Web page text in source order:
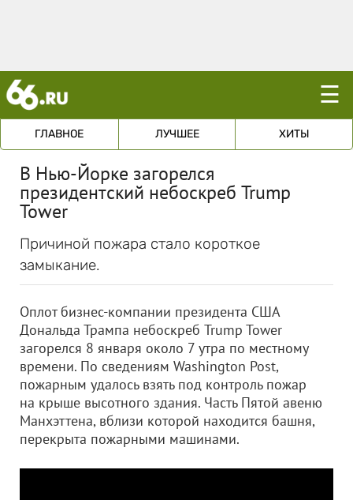
☰
ГЛАВНОЕ ЛУЧШЕЕ ХИТЫ
В Нью-Йорке загорелся
президентский небоскреб Trump
Tower
Причиной пожара стало короткое
замыкание.
Оплот бизнес-компании президента США
Дональда Трампа небоскреб Trump Tower
загорелся 8 января около 7 утра по местному
времени. По сведениям Washington Post,
пожарным удалось взять под контроль пожар
на крыше высотного здания. Часть Пятой авеню
Манхэттена, вблизи которой находится башня,
перекрыта пожарными машинами.